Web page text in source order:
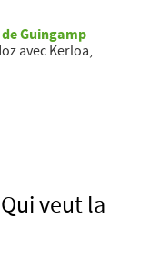
de Guingamp
avec Kerloa,
veut la